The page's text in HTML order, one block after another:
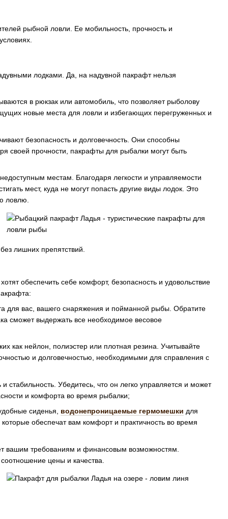
рыбной ловли. Ее мобильность, прочность и
лодками. Да, на надувной пакрафт нельзя
в рюкзак или автомобиль, что позволяет рыболову
новые места для ловли и избегающих перегруженных и
безопасность и долговечность. Они способны
своей прочности, пакрафты для рыбалки могут быть
местам. Благодаря легкости и управляемости
мест, куда не могут попасть другие виды лодок. Это
ловлю.
лишних препятствий.
обеспечить себе комфорт, безопасность и удовольствие
для вас, вашего снаряжения и пойманной рыбы. Обратите
сможет выдержать все необходимое весовое
как нейлон, полиэстер или плотная резина. Учитывайте
и долговечностью, необходимыми для справления с
Убедитесь, что он легко управляется и может
и комфорта во время рыбалки;
сиденья, водонепроницаемые гермомешки для
которые обеспечат вам комфорт и практичность во время
вашим требованиям и финансовым возможностям.
цены и качества.